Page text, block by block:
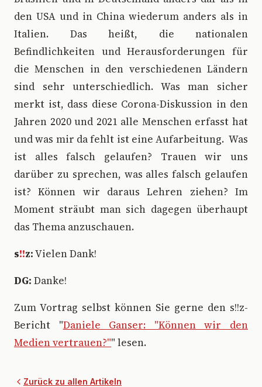
den USA und in China wiederum anders als in
Italien. Das heißt, die nationalen
Befindlichkeiten und Herausforderungen für
die Menschen in den verschiedenen Ländern
sind sehr unterschiedlich. Was man sicher
merkt ist, dass diese Corona-Diskussion in den
Jahren 2020 und 2021 alle Menschen erfasst hat
und was mir da fehlt ist eine Aufarbeitung. Was
ist alles falsch gelaufen? Trauen wir uns
darüber zu sprechen, was alles falsch gelaufen
ist? Können wir daraus Lehren ziehen? Im
Moment sträubt man sich dagegen überhaupt
das Thema anzuschauen.
s!!z:Vielen Dank!
DG: Danke!
Zum Vortrag selbst können Sie gerne den s!!z-
Bericht "Daniele Ganser: "Können wir den
Medien vertrauen?"" lesen.
Zurück zu allen Artikeln